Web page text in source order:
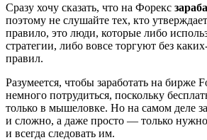
Сразу хочу сказать, что на Форекс
поэтому не слушайте тех, кто
правило, это люди, которые либо
стратегии, либо вовсе торгуют без
правил.
Разумеется, чтобы заработать на бирже
немного потрудиться, поскольку
только в мышеловке. Но на самом деле
и сложно, а даже просто — только
и всегда следовать им.